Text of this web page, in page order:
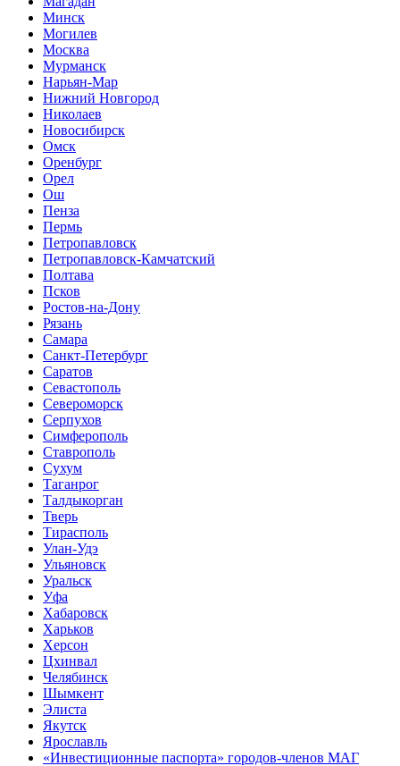
Минск
Могилев
Москва
Мурманск
Нарьян-Мар
Нижний Новгород
Николаев
Новосибирск
Омск
Оренбург
Орел
Ош
Пенза
Пермь
Петропавловск
Петропавловск-Камчатский
Полтава
Псков
Ростов-на-Дону
Рязань
Самара
Санкт-Петербург
Саратов
Севастополь
Североморск
Серпухов
Симферополь
Ставрополь
Сухум
Таганрог
Tалдыкорган
Тверь
Тирасполь
Улан-Удэ
Ульяновск
Уральск
Уфа
Хабаровск
Харьков
Херсон
Цхинвал
Челябинск
Шымкент
Элиста
Якутск
Ярославль
«Инвестиционные паспорта» городов-членов МАГ